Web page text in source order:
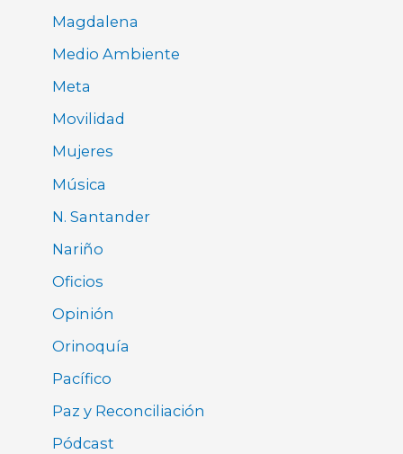
Magdalena
Medio Ambiente
Meta
Movilidad
Mujeres
Música
N. Santander
Nariño
Oficios
Opinión
Orinoquía
Pacífico
Paz y Reconciliación
Pódcast